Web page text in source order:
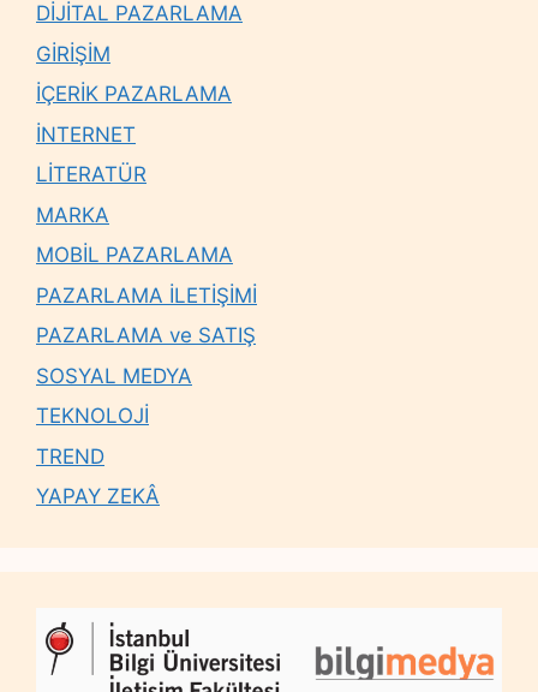
DİJİTAL PAZARLAMA
GİRİŞİM
İÇERİK PAZARLAMA
İNTERNET
LİTERATÜR
MARKA
MOBİL PAZARLAMA
PAZARLAMA İLETİŞİMİ
PAZARLAMA ve SATIŞ
SOSYAL MEDYA
TEKNOLOJİ
TREND
YAPAY ZEKÂ